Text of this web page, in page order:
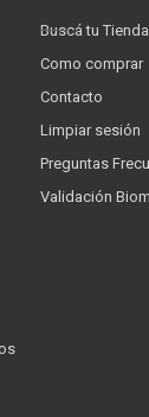
Buscá tu Tienda
Como comprar
Contacto
Limpiar sesión
Preguntas
Validación